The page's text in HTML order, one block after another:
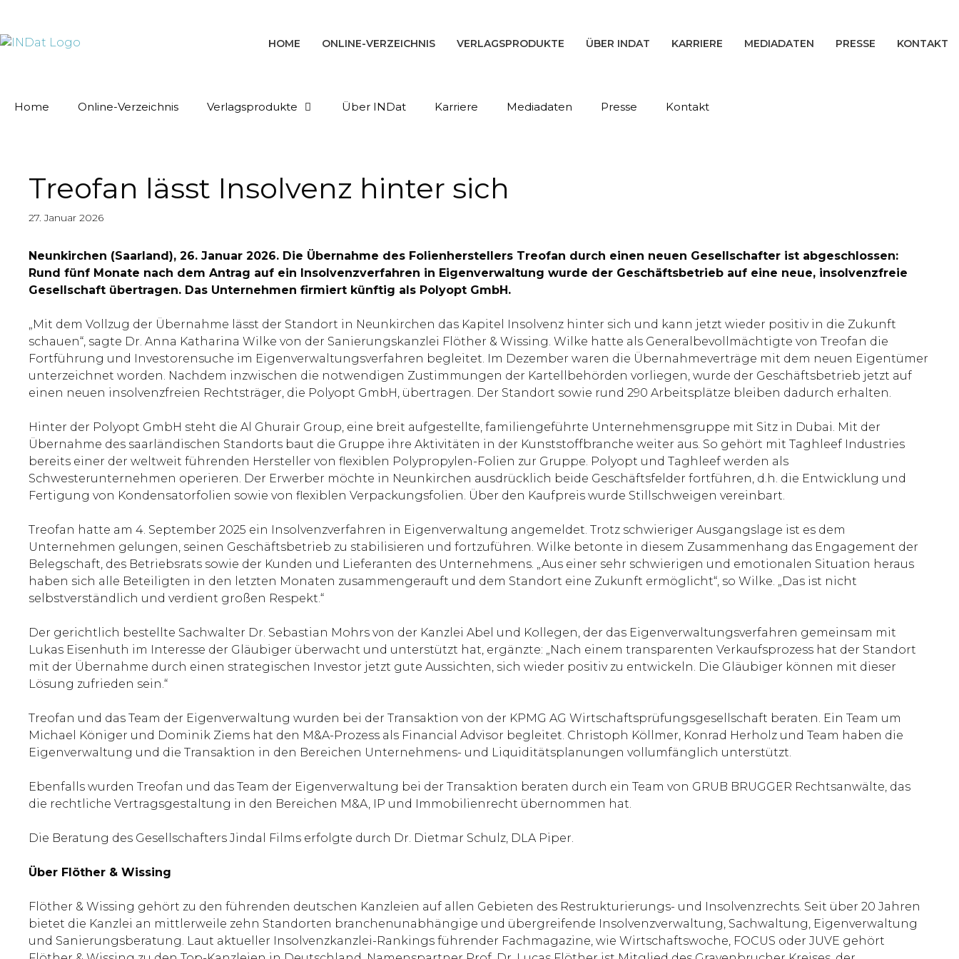
HOME ONLINE-VERZEICHNIS VERLAGSPRODUKTE ÜBER INDAT KARRIERE MEDIADATEN PRESSE KONTAKT
Home Online-Verzeichnis Verlagsprodukte Über INDat Karriere Mediadaten Presse Kontakt
Treofan lässt Insolvenz hinter sich
27. Januar 2026
Neunkirchen (Saarland), 26. Januar 2026. Die Übernahme des Folienherstellers Treofan durch einen neuen Gesellschafter ist abgeschlossen:
Rund fünf Monate nach dem Antrag auf ein Insolvenzverfahren in Eigenverwaltung wurde der Geschäftsbetrieb auf eine neue, insolvenzfreie
Gesellschaft übertragen. Das Unternehmen firmiert künftig als Polyopt GmbH.
„Mit dem Vollzug der Übernahme lässt der Standort in Neunkirchen das Kapitel Insolvenz hinter sich und kann jetzt wieder positiv in die Zukunft
schauen“, sagte Dr. Anna Katharina Wilke von der Sanierungskanzlei Flöther & Wissing. Wilke hatte als Generalbevollmächtigte von Treofan die
Fortführung und Investorensuche im Eigenverwaltungsverfahren begleitet. Im Dezember waren die Übernahmeverträge mit dem neuen Eigentümer
unterzeichnet worden. Nachdem inzwischen die notwendigen Zustimmungen der Kartellbehörden vorliegen, wurde der Geschäftsbetrieb jetzt auf
einen neuen insolvenzfreien Rechtsträger, die Polyopt GmbH, übertragen. Der Standort sowie rund 290 Arbeitsplätze bleiben dadurch erhalten.
Hinter der Polyopt GmbH steht die Al Ghurair Group, eine breit aufgestellte, familiengeführte Unternehmensgruppe mit Sitz in Dubai. Mit der
Übernahme des saarländischen Standorts baut die Gruppe ihre Aktivitäten in der Kunststoffbranche weiter aus. So gehört mit Taghleef Industries
bereits einer der weltweit führenden Hersteller von flexiblen Polypropylen-Folien zur Gruppe. Polyopt und Taghleef werden als
Schwesterunternehmen operieren. Der Erwerber möchte in Neunkirchen ausdrücklich beide Geschäftsfelder fortführen, d.h. die Entwicklung und
Fertigung von Kondensatorfolien sowie von flexiblen Verpackungsfolien. Über den Kaufpreis wurde Stillschweigen vereinbart.
Treofan hatte am 4. September 2025 ein Insolvenzverfahren in Eigenverwaltung angemeldet. Trotz schwieriger Ausgangslage ist es dem
Unternehmen gelungen, seinen Geschäftsbetrieb zu stabilisieren und fortzuführen. Wilke betonte in diesem Zusammenhang das Engagement der
Belegschaft, des Betriebsrats sowie der Kunden und Lieferanten des Unternehmens. „Aus einer sehr schwierigen und emotionalen Situation heraus
haben sich alle Beteiligten in den letzten Monaten zusammengerauft und dem Standort eine Zukunft ermöglicht“, so Wilke. „Das ist nicht
selbstverständlich und verdient großen Respekt.“
Der gerichtlich bestellte Sachwalter Dr. Sebastian Mohrs von der Kanzlei Abel und Kollegen, der das Eigenverwaltungsverfahren gemeinsam mit
Lukas Eisenhuth im Interesse der Gläubiger überwacht und unterstützt hat, ergänzte: „Nach einem transparenten Verkaufsprozess hat der Standort
mit der Übernahme durch einen strategischen Investor jetzt gute Aussichten, sich wieder positiv zu entwickeln. Die Gläubiger können mit dieser
Lösung zufrieden sein.“
Treofan und das Team der Eigenverwaltung wurden bei der Transaktion von der KPMG AG Wirtschaftsprüfungsgesellschaft beraten. Ein Team um
Michael Königer und Dominik Ziems hat den M&A-Prozess als Financial Advisor begleitet. Christoph Köllmer, Konrad Herholz und Team haben die
Eigenverwaltung und die Transaktion in den Bereichen Unternehmens- und Liquiditätsplanungen vollumfänglich unterstützt.
Ebenfalls wurden Treofan und das Team der Eigenverwaltung bei der Transaktion beraten durch ein Team von GRUB BRUGGER Rechtsanwälte, das
die rechtliche Vertragsgestaltung in den Bereichen M&A, IP und Immobilienrecht übernommen hat.
Die Beratung des Gesellschafters Jindal Films erfolgte durch Dr. Dietmar Schulz, DLA Piper.
Über Flöther & Wissing
Flöther & Wissing gehört zu den führenden deutschen Kanzleien auf allen Gebieten des Restrukturierungs- und Insolvenzrechts. Seit über 20 Jahren
bietet die Kanzlei an mittlerweile zehn Standorten branchenunabhängige und übergreifende Insolvenzverwaltung, Sachwaltung, Eigenverwaltung
und Sanierungsberatung. Laut aktueller Insolvenzkanzlei-Rankings führender Fachmagazine, wie Wirtschaftswoche, FOCUS oder JUVE gehört